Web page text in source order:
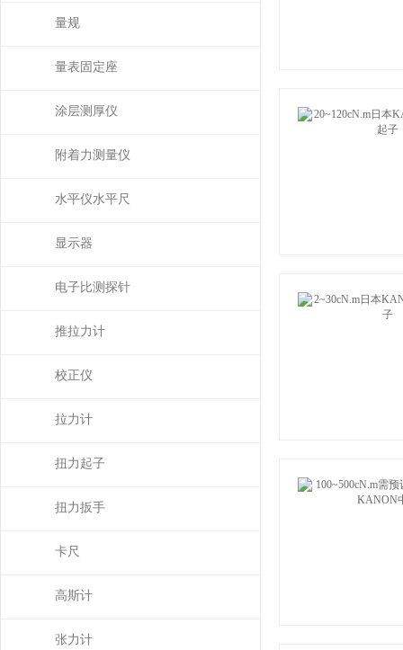
量规
量表固定座
涂层测厚仪
附着力测量仪
水平仪水平尺
显示器
电子比测探针
推拉力计
校正仪
拉力计
扭力起子
扭力扳手
卡尺
高斯计
张力计